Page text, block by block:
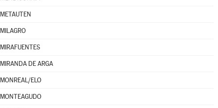
METAUTEN
MILAGRO
MIRAFUENTES
MIRANDA DE ARGA
MONREAL/ELO
MONTEAGUDO